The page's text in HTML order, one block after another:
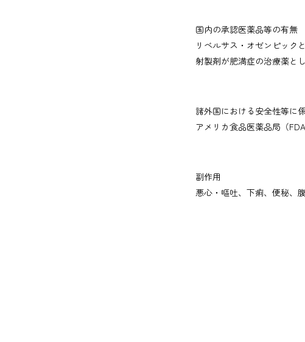
国内の承認医薬品等の有無
リベルサス・オゼンピック
射製剤が肥満症の治療薬と
諸外国における安全性等に
アメリカ食品医薬品局（
副作用
悪心・嘔吐、下痢、便秘、